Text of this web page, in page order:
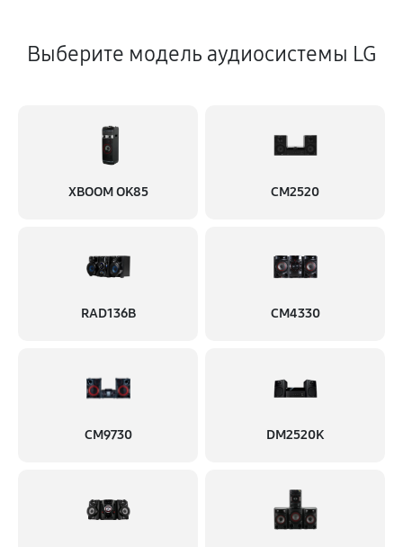
Выберите модель аудиосистемы LG
XBOOM OK85 CM2520
RAD136B CM4330
CM9730 DM2520K